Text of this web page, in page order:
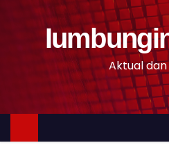
n
Aktual